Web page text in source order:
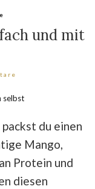
und mit
du einen
Mango,
Protein und
diesen